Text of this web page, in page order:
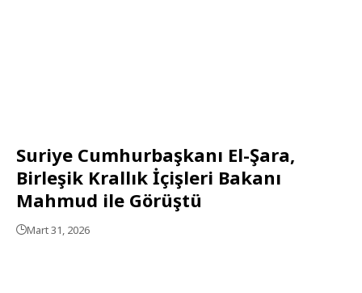
Suriye Cumhurbaşkanı El-Şara,
Birleşik Krallık İçişleri Bakanı
Mahmud ile Görüştü
Mart 31, 2026